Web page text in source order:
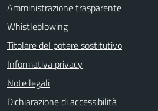
Amministrazione trasparente
Whistleblowing
Titolare del potere sostitutivo
Informativa privacy
Note legali
Dichiarazione di accessibilità